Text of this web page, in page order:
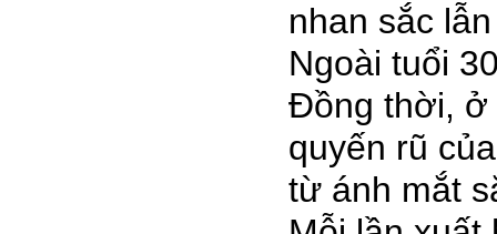
nhan sắc
Ngoài tuổi
Đồng thời, ở
quyến rũ
từ ánh mắt